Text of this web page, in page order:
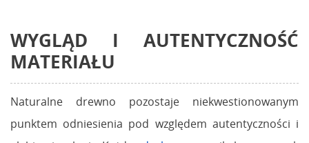
WYGLĄD I AUTENTYCZNOŚĆ
MATERIAŁU
Naturalne drewno pozostaje niekwestionowanym
punktem odniesienia pod względem autentyczności i